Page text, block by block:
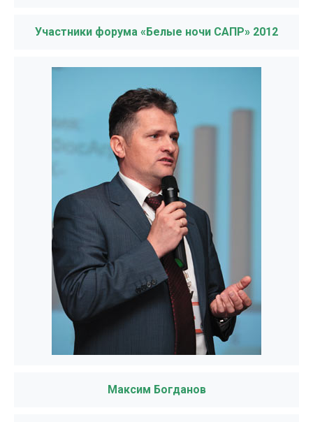
Участники форума «Белые ночи САПР» 2012
Максим Богданов